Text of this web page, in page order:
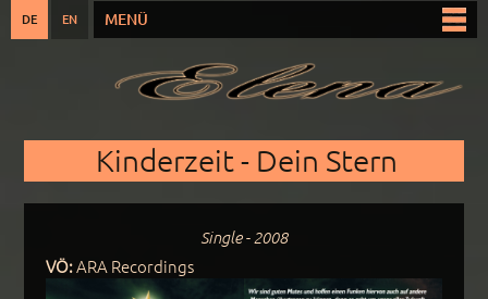
zum
Inhalt
DE EN
Hauptmenü
MENÜ
Kinderzeit - Dein Stern
Single - 2008
VÖ:ARA Recordings